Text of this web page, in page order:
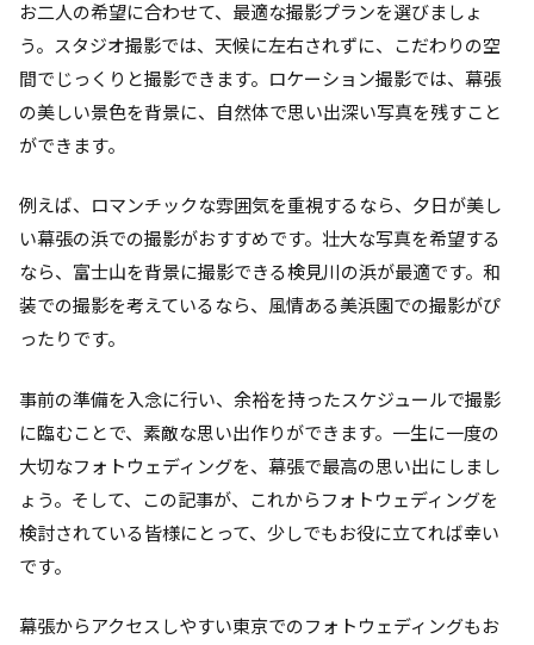
お二人の希望に合わせて、最適な撮影プランを選びましょ
う。スタジオ撮影では、天候に左右されずに、こだわりの空
間でじっくりと撮影できます。ロケーション撮影では、幕張
の美しい景色を背景に、自然体で思い出深い写真を残すこと
ができます。
例えば、ロマンチックな雰囲気を重視するなら、夕日が美し
い幕張の浜での撮影がおすすめです。壮大な写真を希望する
なら、富士山を背景に撮影できる検見川の浜が最適です。和
装での撮影を考えているなら、風情ある美浜園での撮影がぴ
ったりです。
事前の準備を入念に行い、余裕を持ったスケジュールで撮影
に臨むことで、素敵な思い出作りができます。一生に一度の
大切なフォトウェディングを、幕張で最高の思い出にしまし
ょう。そして、この記事が、これからフォトウェディングを
検討されている皆様にとって、少しでもお役に立てれば幸い
です。
幕張からアクセスしやすい東京でのフォトウェディングもお